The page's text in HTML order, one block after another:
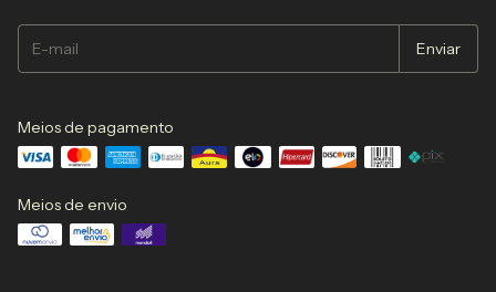
Meios de pagamento
Meios de envio